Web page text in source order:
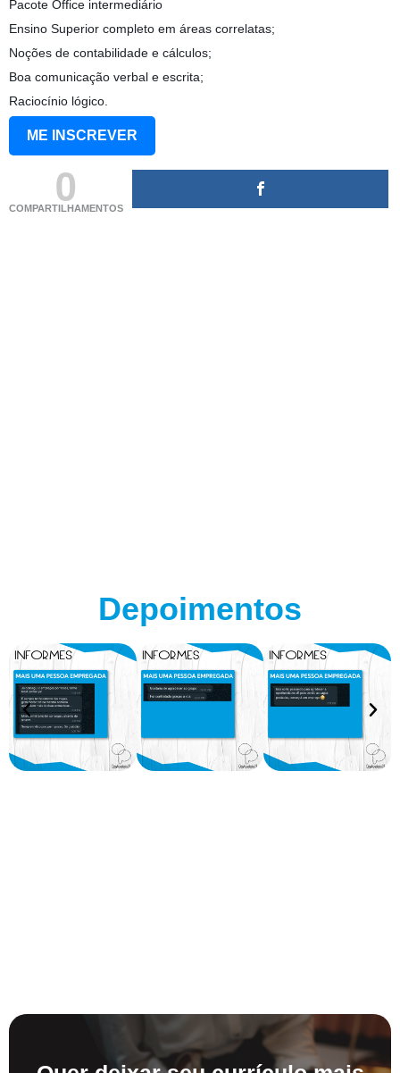
Pacote Office intermediário
Ensino Superior completo em áreas correlatas;
Noções de contabilidade e cálculos;
Boa comunicação verbal e escrita;
Raciocínio lógico.
ME INSCREVER
0
COMPARTILHAMENTOS
Depoimentos